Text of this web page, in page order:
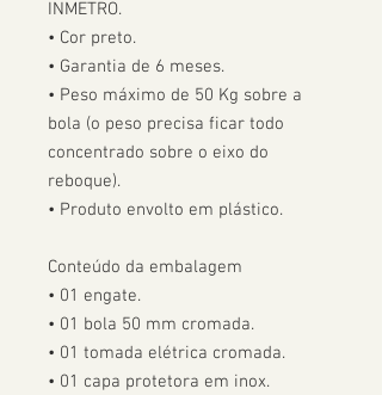
INMETRO.
• Cor preto.
• Garantia de 6 meses.
• Peso máximo de 50 Kg sobre a
bola (o peso precisa ficar todo
concentrado sobre o eixo do
reboque).
• Produto envolto em plástico.
Conteúdo da embalagem
• 01 engate.
• 01 bola 50 mm cromada.
• 01 tomada elétrica cromada.
• 01 capa protetora em inox.